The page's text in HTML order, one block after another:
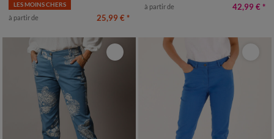
LES MOINS CHERS
à partir de 25,99 € *
à partir de 42,99 € *